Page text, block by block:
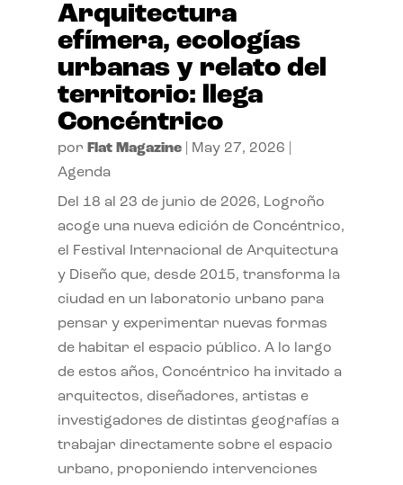
Arquitectura
efímera, ecologías
urbanas y relato del
territorio: llega
Concéntrico
por Flat Magazine| May 27, 2026
Agenda
Del 18 al 23 de junio de 2026, Logroño
acoge una nueva edición de Concéntrico,
el Festival Internacional de Arquitectura
y Diseño que, desde 2015, transforma la
ciudad en un laboratorio urbano para
pensar y experimentar nuevas formas
de habitar el espacio público. A lo largo
de estos años, Concéntrico ha invitado a
arquitectos, diseñadores, artistas e
investigadores de distintas geografías a
trabajar directamente sobre el espacio
urbano, proponiendo intervenciones